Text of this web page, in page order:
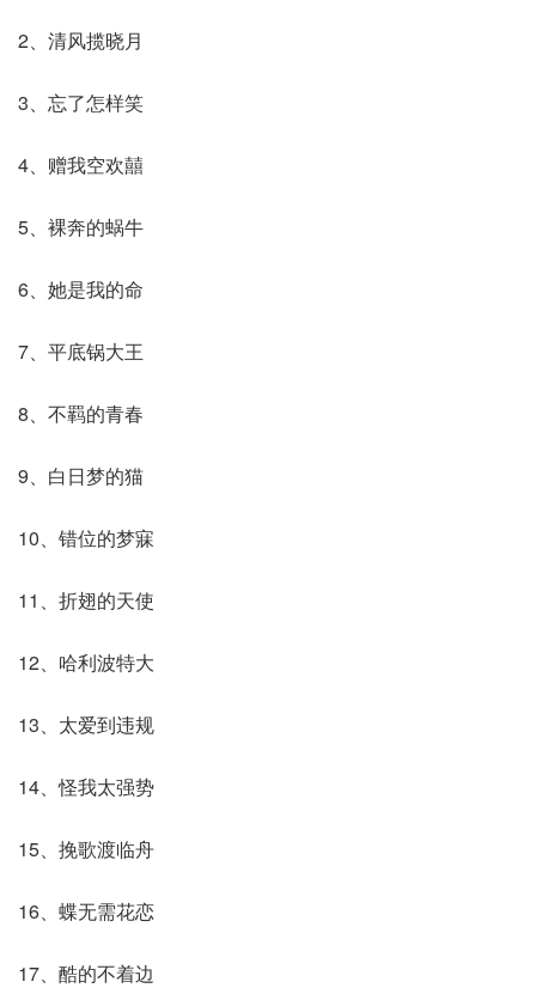
2、清风揽晓月
3、忘了怎样笑
4、赠我空欢囍
5、裸奔的蜗牛
6、她是我的命
7、平底锅大王
8、不羁的青春
9、白日梦的猫
10、错位的梦寐
11、折翅的天使
12、哈利波特大
13、太爱到违规
14、怪我太强势
15、挽歌渡临舟
16、蝶无需花恋
17、酷的不着边